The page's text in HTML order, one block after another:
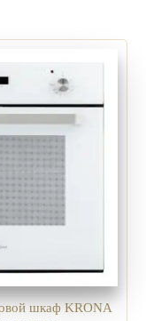
шкаф KRONA